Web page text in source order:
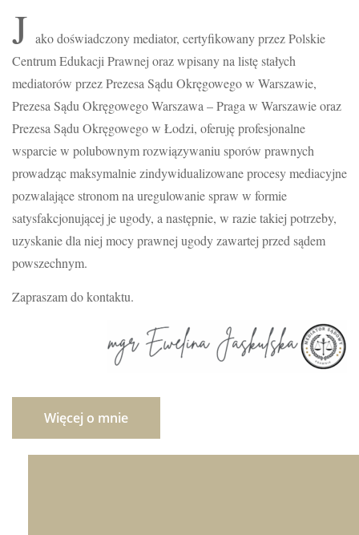
J ako doświadczony mediator, certyfikowany przez Polskie
Centrum Edukacji Prawnej oraz wpisany na listę stałych
mediatorów przez Prezesa Sądu Okręgowego w Warszawie,
Prezesa Sądu Okręgowego Warszawa – Praga w Warszawie oraz
Prezesa Sądu Okręgowego w Łodzi, oferuję profesjonalne
wsparcie w polubownym rozwiązywaniu sporów prawnych
prowadząc maksymalnie zindywidualizowane procesy mediacyjne
pozwalające stronom na uregulowanie spraw w formie
satysfakcjonującej je ugody, a następnie, w razie takiej potrzeby,
uzyskanie dla niej mocy prawnej ugody zawartej przed sądem
powszechnym.
Zapraszam do kontaktu.
Więcej o mnie